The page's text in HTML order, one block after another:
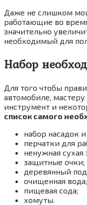
Даже не слишком
работающие во
значительно
необходимый для
Набор
Для того чтобы
автомобиле,
инструмент и
список самого
набор насадок
перчатки для
ненужная сухая
защитные очки;
деревянный
очищенная вода;
пищевая сода;
хомуты.